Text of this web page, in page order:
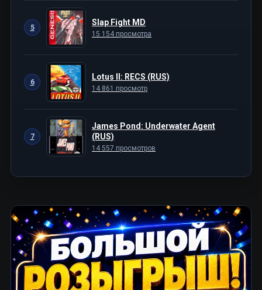
5
Slap Fight MD
15 154 просмотра
6
Lotus II: RECS (RUS)
14 861 просмотр
7
James Pond: Underwater Agent
(RUS)
14 557 просмотров